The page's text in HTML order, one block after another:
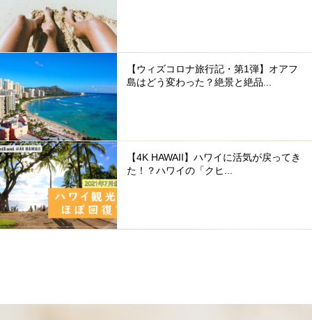
【ウィズコロナ旅行記・第1弾】オアフ
島はどう変わった？絶景と絶品...
【4K HAWAII】ハワイに活気が戻ってき
た！？ハワイの「クヒ...